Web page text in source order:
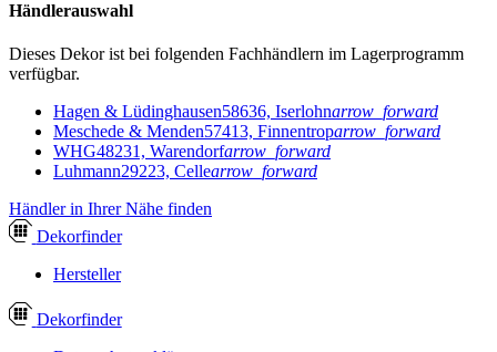
Händlerauswahl
Dieses Dekor ist bei folgenden Fachhändlern im Lagerprogramm
verfügbar.
Hagen & Lüdinghausen58636, Iserlohnarrow_forward
Meschede & Menden57413, Finnentroparrow_forward
WHG48231, Warendorfarrow_forward
Luhmann29223, Cellearrow_forward
Händler in Ihrer Nähe finden
Dekorfinder
Hersteller
Dekorfinder